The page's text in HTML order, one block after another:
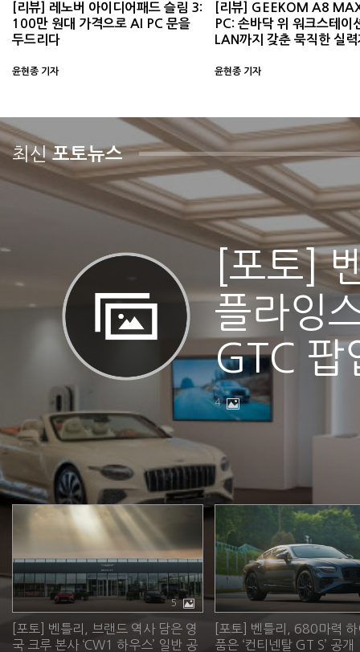
[리뷰] 레노버 아이디어패드 슬림 3:
100만 원대 가격으로 AI PC 문을
두드리다
윤현종 기자
[리뷰] GEEKOM A8
PC: 손바닥 위 워크스테이
LAN까지 갖춘 묵직한 실력
윤현종 기자
최신포토뉴스
[포토]
플라잉
GTC 팝
4
5
[포토] 벤틀리, 브랜드 역사 담은 영
국 크루 본사 ‘CW1 하우스’ 일반 공
[포토] 벤틀리, 680마력
품은 ‘컨티넨탈 GT S’ 공개